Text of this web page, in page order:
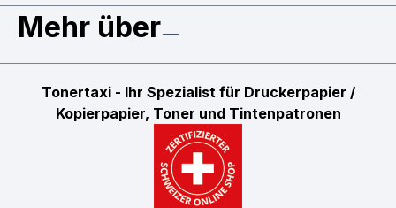
Mehr über
Tonertaxi - Ihr Spezialist für Druckerpapier /
Kopierpapier, Toner und Tintenpatronen